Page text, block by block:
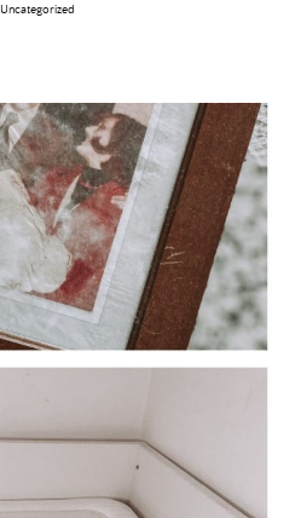
Uncategorized